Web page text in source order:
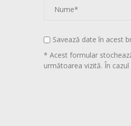
Savează date în acest
* Acest formular
următoarea vizită. În